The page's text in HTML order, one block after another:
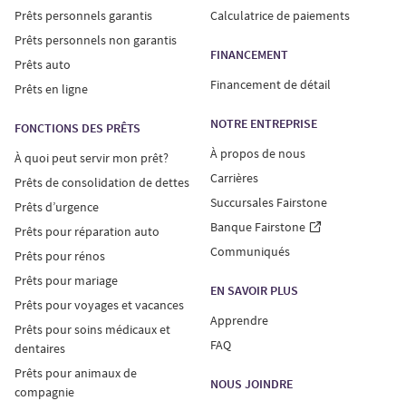
Prêts personnels garantis
Prêts personnels non garantis
Prêts auto
Prêts en ligne
FONCTIONS DES PRÊTS
À quoi peut servir mon prêt?
Prêts de consolidation de dettes
Prêts d’urgence
Prêts pour réparation auto
Prêts pour rénos
Prêts pour mariage
Prêts pour voyages et vacances
Prêts pour soins médicaux et
dentaires
Prêts pour animaux de
compagnie
Calculatrice de paiements
FINANCEMENT
Financement de détail
NOTRE ENTREPRISE
À propos de nous
Carrières
Succursales Fairstone
Banque Fairstone
Communiqués
EN SAVOIR PLUS
Apprendre
FAQ
NOUS JOINDRE